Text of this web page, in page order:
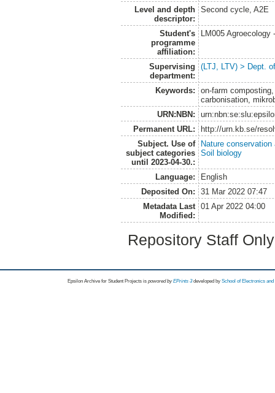
Level and depth
descriptor:
Second cycle, A2E
Student's
programme
affiliation:
LM005 Agroecology
Supervising
department:
(LTJ, LTV) > Dept.
Keywords:
on-farm
carbonisation,
URN:NBN:
Permanent URL:
http://urn.kb.se/
Subject. Use of
subject categories
until 2023-04-30.:
Nature
Soil biology
Language:
English
Deposited On:
31 Mar 2022 07:47
Metadata Last
Modified:
01 Apr 2022 04:00
Repository Staff
Epsilon Archive for Student Projects is powored byEPrints 3 developed by School of Electronics